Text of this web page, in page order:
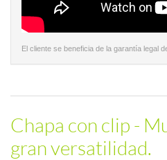
El cliente se beneficia de la garantía legal
Chapa con clip -
gran versatilidad.